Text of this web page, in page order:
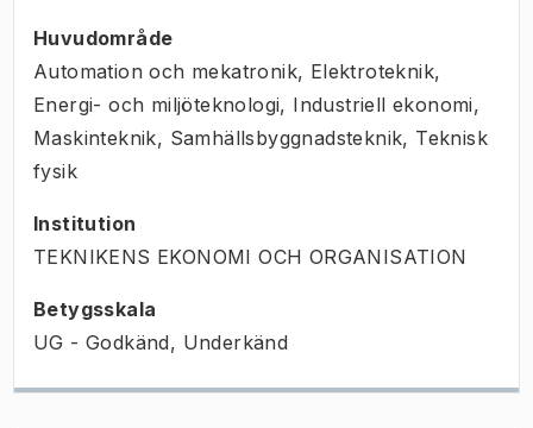
Huvudområde
Automation och mekatronik, Elektroteknik,
Energi- och miljöteknologi, Industriell ekonomi,
Maskinteknik, Samhällsbyggnadsteknik, Teknisk
fysik
Institution
TEKNIKENS EKONOMI OCH ORGANISATION
Betygsskala
UG - Godkänd, Underkänd